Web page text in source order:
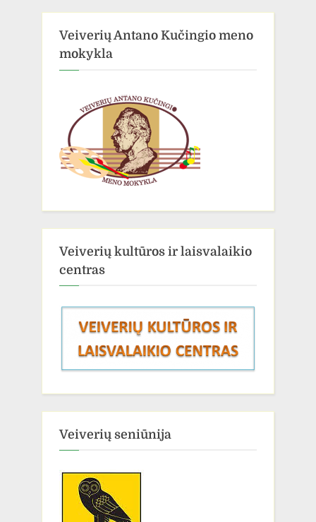
Veiverių Antano Kučingio meno
mokykla
Veiverių kultūros ir laisvalaikio
centras
Veiverių seniūnija